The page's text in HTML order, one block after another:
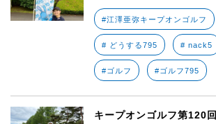
#江澤亜弥キープオンゴルフ
# どうする795 # nack5
#ゴルフ #ゴルフ795
キープオンゴルフ第120回